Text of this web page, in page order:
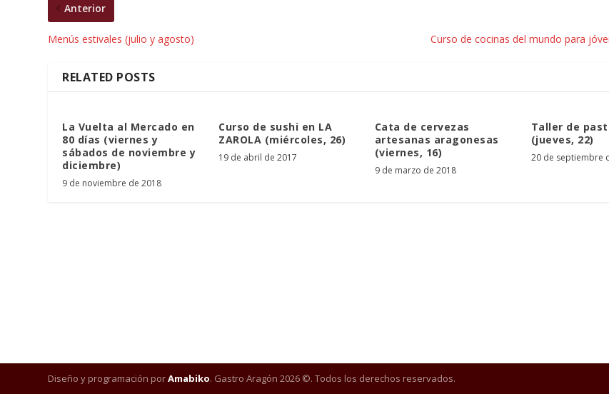
Anterior
Menús estivales (julio y agosto) Curso de cocinas del mundo para
RELATED POSTS
La Vuelta al Mercado en
80 días (viernes y
sábados de noviembre y
diciembre)
9 de noviembre de 2018
Curso de sushi en LA
ZAROLA (miércoles, 26)
19 de abril de 2017
Cata de cervezas
artesanas aragonesas
(viernes, 16)
9 de marzo de 2018
Taller de
(jueves, 22)
20 de septiembre
Diseño y programación porAmabiko. Gastro Aragón 2026 ©. Todos los derechos reservados.